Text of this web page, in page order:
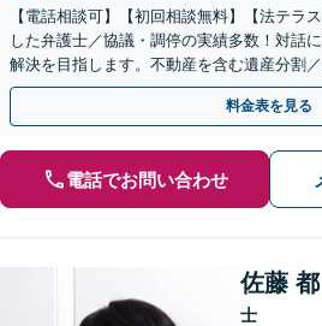
【電話相談可】【初回相談無料】【法テラ
した弁護士／協議・調停の実績多数！対話
解決を目指します。不動産を含む遺産分割
対策を全面的にサポート【完全個室】【大
料金表を見る
電話でお問い合わせ
佐藤 都
士